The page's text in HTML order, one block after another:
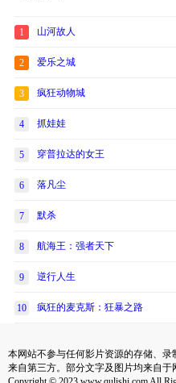
1 山河故人
2 爱乐之城
3 疯狂动物城
4 抓娃娃
5 穿普拉达的女王
6 落凡尘
7 默杀
8 航海王：强者天下
9 逆行人生
10 疯狂的麦克斯：狂暴之路
本网站不参与任何影片资源的存储、
来自第三方。部分文字及图片均来自于